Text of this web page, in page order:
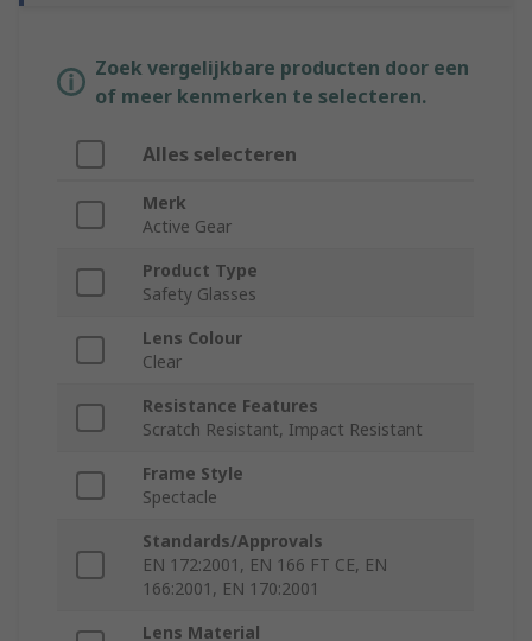
Zoek vergelijkbare producten door een
of meer kenmerken te selecteren.
Alles selecteren
Merk
Active Gear
Product Type
Safety Glasses
Lens Colour
Clear
Resistance Features
Scratch Resistant, Impact Resistant
Frame Style
Spectacle
Standards/Approvals
EN 172:2001, EN 166 FT CE, EN
166:2001, EN 170:2001
Lens Material